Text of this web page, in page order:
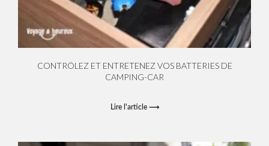
CONTRÔLEZ ET ENTRETENEZ VOS BATTERIES DE
CAMPING-CAR
Lire l'article ⟶